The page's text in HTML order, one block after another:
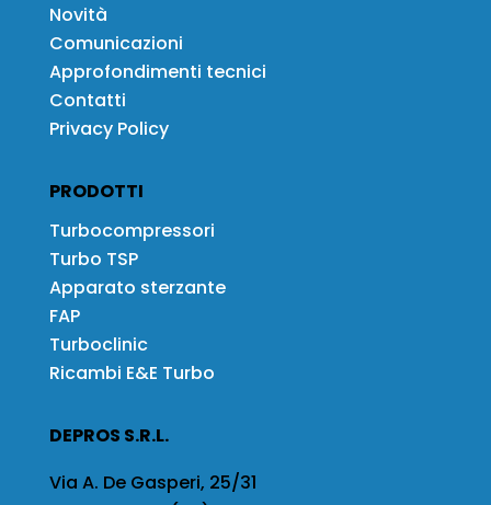
Novità
Comunicazioni
Approfondimenti tecnici
Contatti
Privacy Policy
PRODOTTI
Turbocompressori
Turbo TSP
Apparato sterzante
FAP
Turboclinic
Ricambi E&E Turbo
DEPROS S.R.L.
Via A. De Gasperi, 25/31